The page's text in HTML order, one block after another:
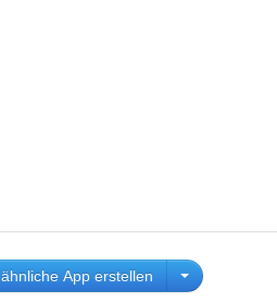
ähnliche App erstellen